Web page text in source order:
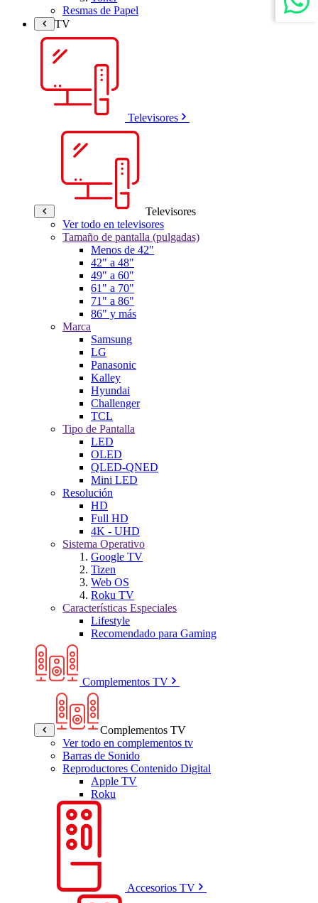
Resmas de Papel
TV
Televisores
Televisores
Ver todo en televisores
Tamaño de pantalla (pulgadas)
Menos de 42"
42" a 48"
49" a 60"
61" a 70"
71" a 86"
86" y más
Marca
Samsung
LG
Panasonic
Kalley
Hyundai
Challenger
TCL
Tipo de Pantalla
LED
OLED
QLED-QNED
Mini LED
Resolución
HD
Full HD
4K - UHD
Sistema Operativo
Google TV
Tizen
Web OS
Roku TV
Características Especiales
Lifestyle
Recomendado para Gaming
Complementos TV
Complementos TV
Ver todo en complementos tv
Barras de Sonido
Reproductores Contenido Digital
Apple TV
Roku
Accesorios TV